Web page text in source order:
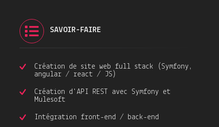
SAVOIR-FAIRE
Création de site web full stack (Symfony,
angular / react / JS)
Création d'API REST avec Symfony et
Mulesoft
Intégration front-end / back-end